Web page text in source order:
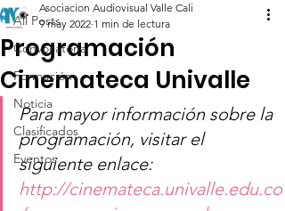
All Posts
Convocatoria
Formación
Noticia
Clasificados
Eventos
Programación
Cinemateca Univalle
Asociacion Audiovisual Valle Cali
9 may 2022 1 min de lectura
Para mayor información sobre la
programación, visitar el
siguiente enlace:
http://cinemateca.univalle.edu.co